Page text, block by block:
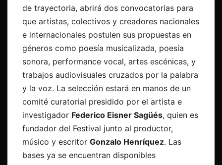
de trayectoria, abrirá dos convocatorias para
que artistas, colectivos y creadores nacionales
e internacionales postulen sus propuestas en
géneros como poesía musicalizada, poesía
sonora, performance vocal, artes escénicas, y
trabajos audiovisuales cruzados por la palabra
y la voz. La selección estará en manos de un
comité curatorial presidido por el artista e
investigador Federico Eisner Sagüés, quien es
fundador del Festival junto al productor,
músico y escritor Gonzalo Henríquez. Las
bases ya se encuentran disponibles